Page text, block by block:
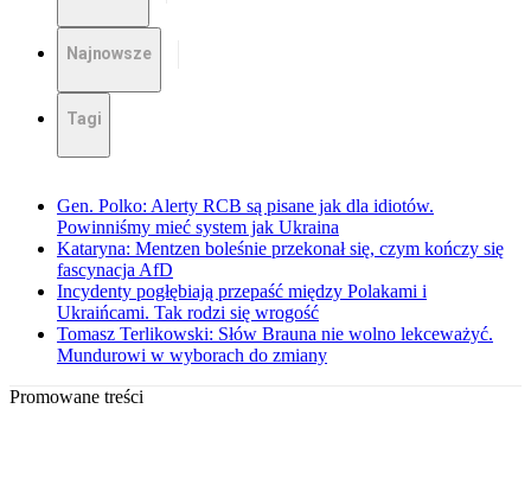
Najnowsze
Tagi
Gen. Polko: Alerty RCB są pisane jak dla idiotów.
Powinniśmy mieć system jak Ukraina
Kataryna: Mentzen boleśnie przekonał się, czym kończy się
fascynacja AfD
Incydenty pogłębiają przepaść między Polakami i
Ukraińcami. Tak rodzi się wrogość
Tomasz Terlikowski: Słów Brauna nie wolno lekceważyć.
Mundurowi w wyborach do zmiany
Promowane treści